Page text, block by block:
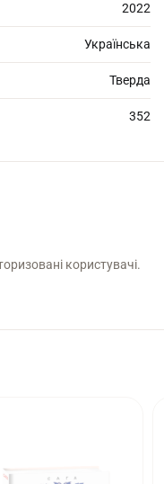
2022
Українська
Тверда
352
користувачі.